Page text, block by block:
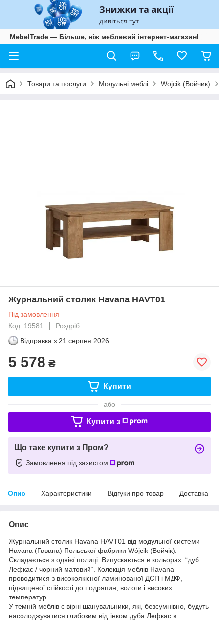
MebelTrade — Більше, ніж меблевий інтернет-магазин!
Товари та послуги Модульні меблі Wojcik (Войчик)
Журнальний столик Havana HAVT01
Під замовлення
Код: 19581
Роздріб
Відправка з 21 серпня 2026
5 578 ₴
Купити
або
Купити з
Що таке купити з Пром?
Замовлення під захистом
Опис Характеристики Відгуки про товар Доставка
Опис
Журнальний столик Havana HAVT01 від модульної системи
Havana (Гавана) Польської фабрики Wójcik (Войчік).
Складається з однієї полиці. Випускається в кольорах: “дуб
Лефкас / чорний матовий“. Колекція меблів Havana
проводитися з високоякісної ламинованої ДСП і МДФ,
підвищеної стійкості до подряпин, вологи і високих
температур.
У темній меблів є вірні шанувальники, які, безсумнівно, будуть
насолоджуватися глибоким відтінком дуба Лефкас в